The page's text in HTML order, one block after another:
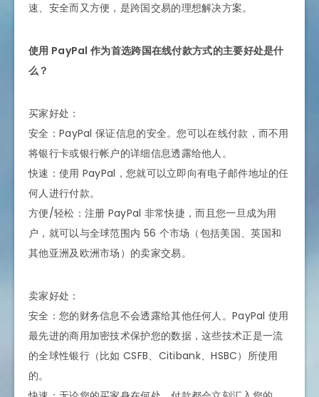
速、安全而又方便，是跨国交易的理想解决方案。
使用 PayPal 作为首选跨国在线付款方式的主要好处是什
么？
买家好处：
安全：PayPal 保证信息的安全。您可以在线付款，而不用
将银行卡或银行帐户的详细信息透露给他人。
快速：使用 PayPal，您就可以立即向有电子邮件地址的任
何人进行付款。
方便/轻松：注册 PayPal 非常快捷，而且您一旦成为用
户，就可以与全球范围内 56 个市场（包括美国、英国和
其他亚洲及欧洲市场）的卖家交易。
卖家好处：
安全：您的财务信息不会透露给其他任何人。PayPal 使用
最先进的商用加密技术保护您的数据，这些技术正是一流
的全球性银行（比如 CSFB、Citibank、HSBC）所使用
的。